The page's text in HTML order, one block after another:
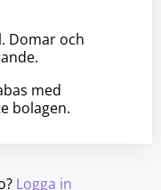
Domar och
med
bolagen.
Logga in